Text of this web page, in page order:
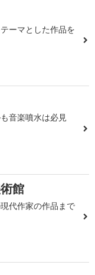
ーマとした作品を
音楽噴水は必見
館
代作家の作品まで